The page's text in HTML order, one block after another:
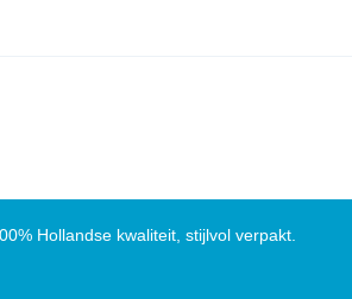
Hollandse kwaliteit, stijlvol verpakt.